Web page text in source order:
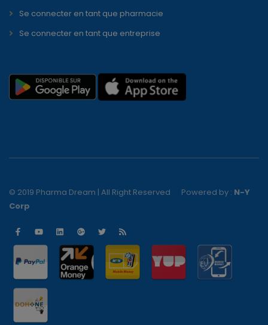
Se connecter en tant que pharmacie
Se connecter en tant que entreprise
© 2019 Pharma Dream | All Right Reserved Powered by : N-Y
Corp